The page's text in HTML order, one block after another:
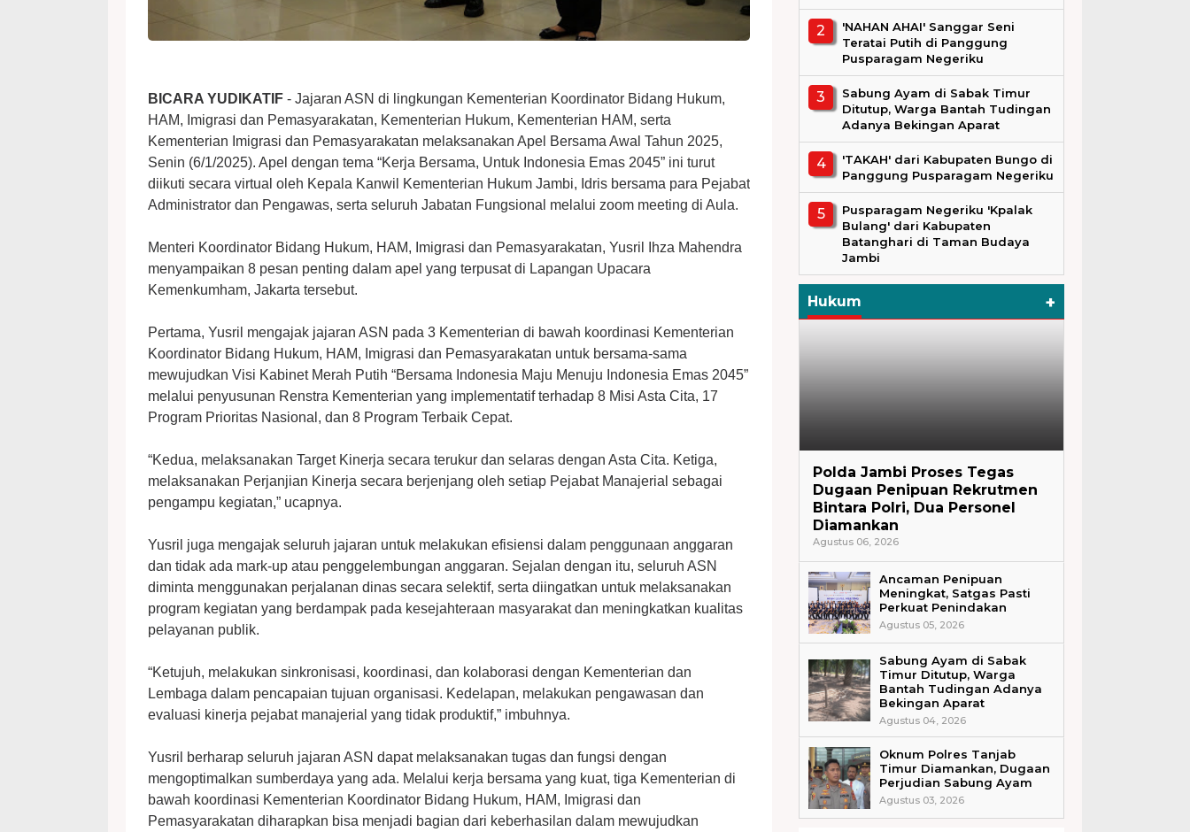
BICARA YUDIKATIF - Jajaran ASN di lingkungan Kementerian Koordinator Bidang Hukum,
HAM, Imigrasi dan Pemasyarakatan, Kementerian Hukum, Kementerian HAM, serta
Kementerian Imigrasi dan Pemasyarakatan melaksanakan Apel Bersama Awal Tahun 2025,
Senin (6/1/2025). Apel dengan tema “Kerja Bersama, Untuk Indonesia Emas 2045” ini turut
diikuti secara virtual oleh Kepala Kanwil Kementerian Hukum Jambi, Idris bersama para Pejabat
Administrator dan Pengawas, serta seluruh Jabatan Fungsional melalui zoom meeting di Aula.
Menteri Koordinator Bidang Hukum, HAM, Imigrasi dan Pemasyarakatan, Yusril Ihza Mahendra
menyampaikan 8 pesan penting dalam apel yang terpusat di Lapangan Upacara
Kemenkumham, Jakarta tersebut.
Pertama, Yusril mengajak jajaran ASN pada 3 Kementerian di bawah koordinasi Kementerian
Koordinator Bidang Hukum, HAM, Imigrasi dan Pemasyarakatan untuk bersama-sama
mewujudkan Visi Kabinet Merah Putih “Bersama Indonesia Maju Menuju Indonesia Emas 2045”
melalui penyusunan Renstra Kementerian yang implementatif terhadap 8 Misi Asta Cita, 17
Program Prioritas Nasional, dan 8 Program Terbaik Cepat.
“Kedua, melaksanakan Target Kinerja secara terukur dan selaras dengan Asta Cita. Ketiga,
melaksanakan Perjanjian Kinerja secara berjenjang oleh setiap Pejabat Manajerial sebagai
pengampu kegiatan,” ucapnya.
Yusril juga mengajak seluruh jajaran untuk melakukan efisiensi dalam penggunaan anggaran
dan tidak ada mark-up atau penggelembungan anggaran. Sejalan dengan itu, seluruh ASN
diminta menggunakan perjalanan dinas secara selektif, serta diingatkan untuk melaksanakan
program kegiatan yang berdampak pada kesejahteraan masyarakat dan meningkatkan kualitas
pelayanan publik.
“Ketujuh, melakukan sinkronisasi, koordinasi, dan kolaborasi dengan Kementerian dan
Lembaga dalam pencapaian tujuan organisasi. Kedelapan, melakukan pengawasan dan
evaluasi kinerja pejabat manajerial yang tidak produktif,” imbuhnya.
Yusril berharap seluruh jajaran ASN dapat melaksanakan tugas dan fungsi dengan
mengoptimalkan sumberdaya yang ada. Melalui kerja bersama yang kuat, tiga Kementerian di
bawah koordinasi Kementerian Koordinator Bidang Hukum, HAM, Imigrasi dan
Pemasyarakatan diharapkan bisa menjadi bagian dari keberhasilan dalam mewujudkan
'NAHAN AHAI' Sanggar Seni
Teratai Putih di Panggung
Pusparagam Negeriku
Sabung Ayam di Sabak Timur
Ditutup, Warga Bantah Tudingan
Adanya Bekingan Aparat
'TAKAH' dari Kabupaten Bungo di
Panggung Pusparagam Negeriku
Pusparagam Negeriku 'Kpalak
Bulang' dari Kabupaten
Batanghari di Taman Budaya
Jambi
Hukum +
Polda Jambi Proses Tegas
Dugaan Penipuan Rekrutmen
Bintara Polri, Dua Personel
Diamankan
Agustus 06, 2026
Ancaman Penipuan
Meningkat, Satgas Pasti
Perkuat Penindakan
Agustus 05, 2026
Sabung Ayam di Sabak
Timur Ditutup, Warga
Bantah Tudingan Adanya
Bekingan Aparat
Agustus 04, 2026
Oknum Polres Tanjab
Timur Diamankan, Dugaan
Perjudian Sabung Ayam
Agustus 03, 2026